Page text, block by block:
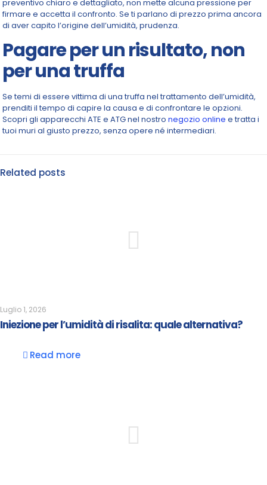
preventivo chiaro e dettagliato, non mette alcuna pressione per
firmare e accetta il confronto. Se ti parlano di prezzo prima ancora
di aver capito l’origine dell’umidità, prudenza.
Pagare per un risultato, non
per una truffa
Se temi di essere vittima di una truffa nel trattamento dell’umidità,
prenditi il tempo di capire la causa e di confrontare le opzioni.
Scopri gli apparecchi ATE e ATG nel nostronegozio online e tratta i
tuoi muri al giusto prezzo, senza opere né intermediari.
Related posts
Luglio 1, 2026
Iniezione per l’umidità di risalita: quale alternativa?
Read more